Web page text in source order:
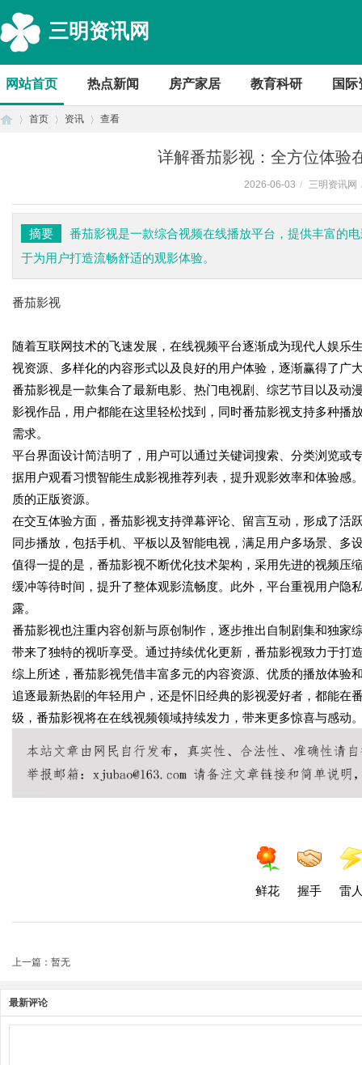
三明资讯网
网站首页 热点新闻 房产家居 教育科研 国际
首页 资讯 查看
详解番茄影视：全方位体验
2026-06-03 / 三明资讯网
摘要
番茄影视是一款综合视频在线播放平台，提供丰富的
于为用户打造流畅舒适的观影体验。
番茄影视
随着互联网技术的飞速发展，在线视频平台逐渐成为现代人娱乐
视资源、多样化的内容形式以及良好的用户体验，逐渐赢得了广
番茄影视是一款集合了最新电影、热门电视剧、综艺节目以及动
影视作品，用户都能在这里轻松找到，同时番茄影视支持多种播
需求。
平台界面设计简洁明了，用户可以通过关键词搜索、分类浏览或
据用户观看习惯智能生成影视推荐列表，提升观影效率和体验感
质的正版资源。
在交互体验方面，番茄影视支持弹幕评论、留言互动，形成了活
同步播放，包括手机、平板以及智能电视，满足用户多场景、多
值得一提的是，番茄影视不断优化技术架构，采用先进的视频压
缓冲等待时间，提升了整体观影流畅度。此外，平台重视用户隐
露。
番茄影视也注重内容创新与原创制作，逐步推出自制剧集和独家
带来了独特的视听享受。通过持续优化更新，番茄影视致力于打
综上所述，番茄影视凭借丰富多元的内容资源、优质的播放体验
追逐最新热剧的年轻用户，还是怀旧经典的影视爱好者，都能在
级，番茄影视将在在线视频领域持续发力，带来更多惊喜与感动
鲜花 握手 雷
上一篇：暂无
最新评论